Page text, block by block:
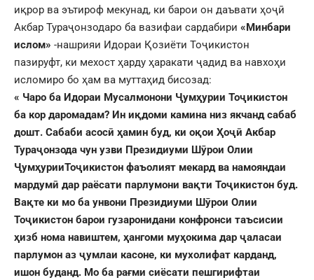
иқрор ва эътироф мекунад, ки барои он даъвати ҳоҷӣ
Акбар Тураҷонзодаро ба вазифаи сардабири «Минбари
ислом» -нашрияи Идораи Қозиёти Тоҷикистон
пазируфт, ки мехост ҳарду ҳаракати ҷадид ва навхоҳи
исломиро бо ҳам ва муттаҳид бисозад:
« Чаро ба Идораи Мусалмонони Ҷумҳурии Тоҷикистон
ба кор даромадам? Ин иқдоми камина низ якчанд сабаб
дошт. Сабаби асосӣ ҳамин буд, ки оқои Ҳоҷӣ Акбар
Тураҷонзода чун узви Президиуми Шӯрои Олии
ҶумҳурииТоҷикистон фаъолият мекард ва намояндаи
мардумӣ дар раёсати парлумони вақти Тоҷикистон буд.
Вақте ки мо ба унвони Президиуми Шӯрои Олии
Тоҷикистон барои гузаронидани конфронси таъсисии
ҳизб нома навиштем, ҳангоми муҳокима дар ҷаласаи
парлумон аз ҷумлаи касоне, ки мухолифат карданд,
ишон буданд. Мо ба рағми сиёсати пешгирифтаи